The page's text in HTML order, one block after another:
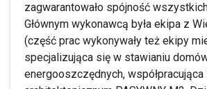
zagwarantowało spójność
Głównym wykonawcą była ekipa z
(część prac wykonywały też ekipy
specjalizująca się w stawianiu
energooszczędnych,